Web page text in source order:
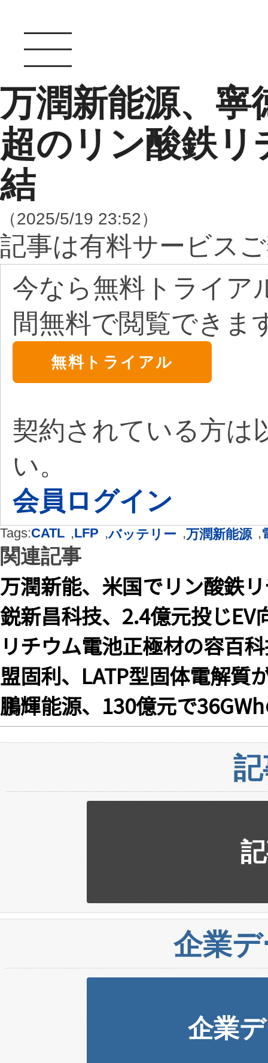
万潤新能源、寧
超のリン酸鉄
結
（2025/5/19 23:52）
記事は有料サービス
今なら無料トライア
間無料で閲覧できま
無料トライアル
契約されている方は
い。
会員ログイン
Tags:CATL ,LFP ,バッテリー ,万潤新能源 ,
関連記事
万潤新能、米国でリン酸鉄
鋭新昌科技、2.4億元投じEV
リチウム電池正極材の容百
盟固利、LATP型固体電解質
鵬輝能源、130億元で
企業
企業